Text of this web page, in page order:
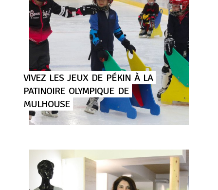
VIVEZ LES JEUX DE PÉKIN À LA
PATINOIRE OLYMPIQUE DE
MULHOUSE